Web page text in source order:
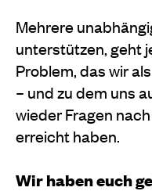
Mehrere
unterstützen, geht
Problem, das wir
– und zu dem uns
wieder Fragen
erreicht haben.
Wir haben euch